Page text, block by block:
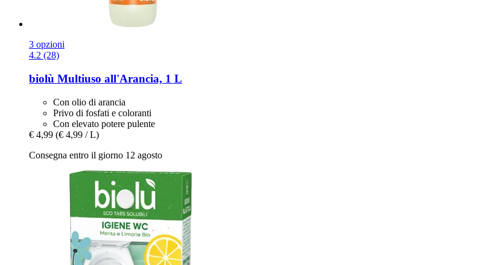
3 opzioni
4.2 (28)
biolù Multiuso all'Arancia, 1 L
Con olio di arancia
Privo di fosfati e coloranti
Con elevato potere pulente
€ 4,99 (€ 4,99 / L)
Consegna entro il giorno 12 agosto